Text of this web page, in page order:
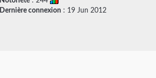
Dernière connexion : 19 Jun 2012